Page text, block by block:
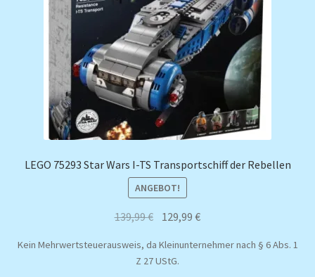
LEGO 75293 Star Wars I-TS Transportschiff der Rebellen
ANGEBOT!
139,99€ Ursprünglicher
war:
139,99 €
129,99€Aktueller
ist:
Kein Mehrwertsteuerausweis, da Kleinunternehmer nach § 6 Abs. 1
Z 27 UStG.